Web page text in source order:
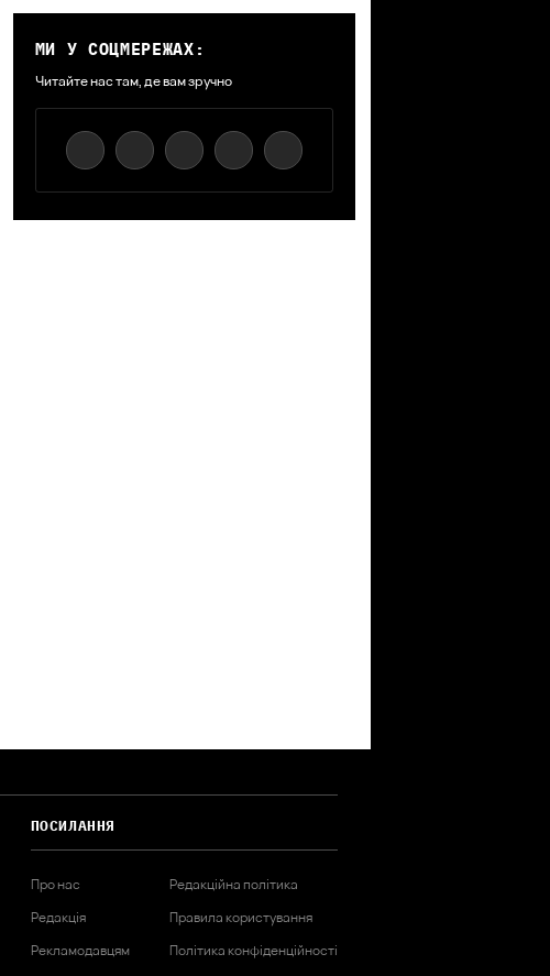
МИ У СОЦМЕРЕЖАХ:
Читайте нас там, де вам зручно
ПОСИЛАННЯ
Про нас
Редакція
Рекламодавцям
Редакційна політика
Правила користування
Політика конфіденційності